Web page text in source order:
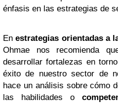
énfasis en las estrategias de
Enestrategias orientadas a
Ohmae nos recomienda
desarrollar fortalezas en
éxito de nuestro sector de
hace un análisis sobre cómo
las habilidades o